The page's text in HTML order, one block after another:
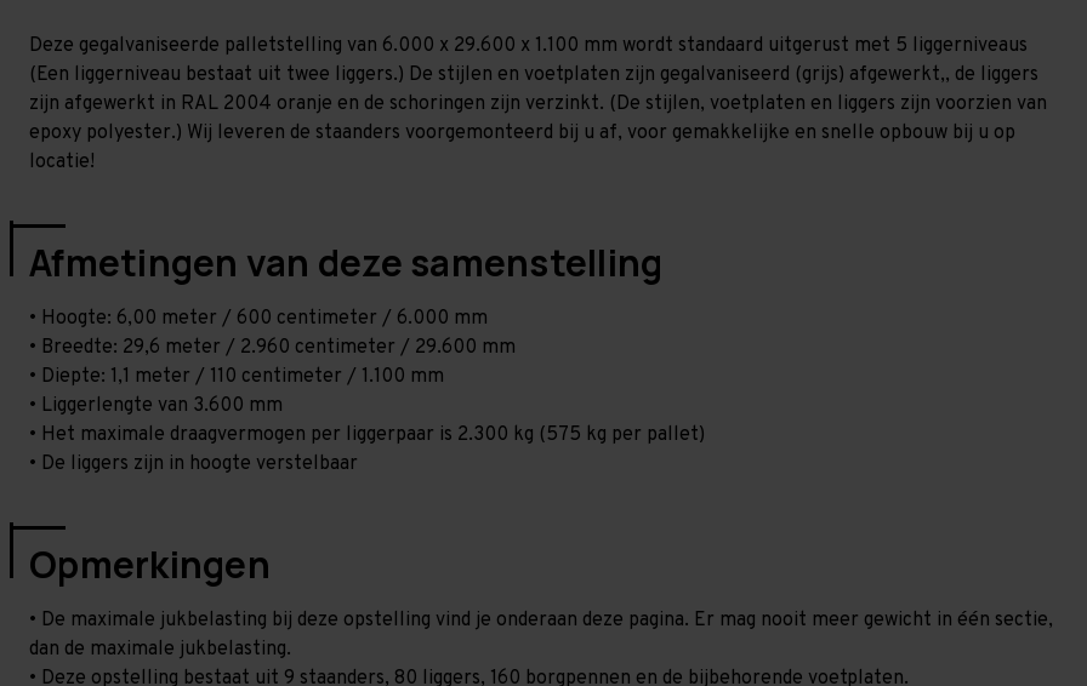
Deze gegalvaniseerde palletstelling van 6.000 x 29.600 x 1.100 mm wordt standaard uitgerust met 5 liggerniveaus
(Een liggerniveau bestaat uit twee liggers.) De stijlen en voetplaten zijn gegalvaniseerd (grijs) afgewerkt,, de liggers
zijn afgewerkt in RAL 2004 oranje en de schoringen zijn verzinkt. (De stijlen, voetplaten en liggers zijn voorzien van
epoxy polyester.) Wij leveren de staanders voorgemonteerd bij u af, voor gemakkelijke en snelle opbouw bij u op
locatie!
Afmetingen van deze samenstelling
• Hoogte: 6,00 meter / 600 centimeter / 6.000 mm
• Breedte: 29,6 meter / 2.960 centimeter / 29.600 mm
• Diepte: 1,1 meter / 110 centimeter / 1.100 mm
• Liggerlengte van 3.600 mm
• Het maximale draagvermogen per liggerpaar is 2.300 kg (575 kg per pallet)
• De liggers zijn in hoogte verstelbaar
Opmerkingen
• De maximale jukbelasting bij deze opstelling vind je onderaan deze pagina. Er mag nooit meer gewicht in één sectie,
dan de maximale jukbelasting.
• Deze opstelling bestaat uit 9 staanders, 80 liggers, 160 borgpennen en de bijbehorende voetplaten.